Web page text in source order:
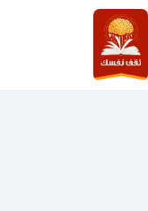
التجاوز
إلى
المحتوى